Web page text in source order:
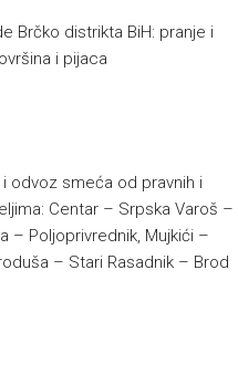
Brčko distrikta BiH: pranje i
i pijaca
odvoz smeća od pravnih i
Centar – Srpska Varoš –
– Poljoprivrednik, Mujkići –
– Stari Rasadnik – Brod